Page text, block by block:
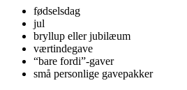
fødselsdag
jul
bryllup eller jubilæum
værtindegave
“bare fordi”-gaver
små personlige gavepakker